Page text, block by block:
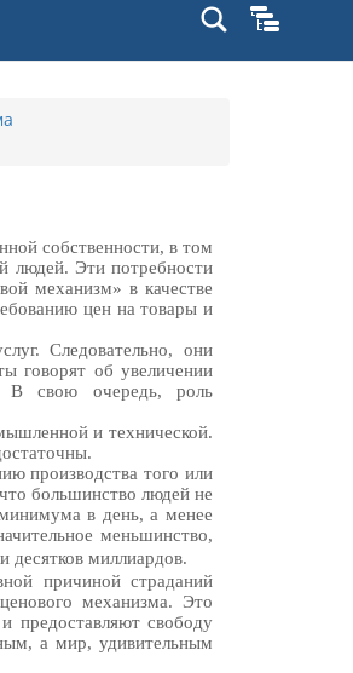
собственности, в том
людей. Эти потребности
механизм» в качестве
цен на товары и
Следовательно, они
говорят об увеличении
В свою очередь, роль
и технической.
производства того или
большинство людей не
в день, а менее
меньшинство,
десятков миллиардов.
причиной страданий
механизма. Это
предоставляют свободу
а мир, удивительным